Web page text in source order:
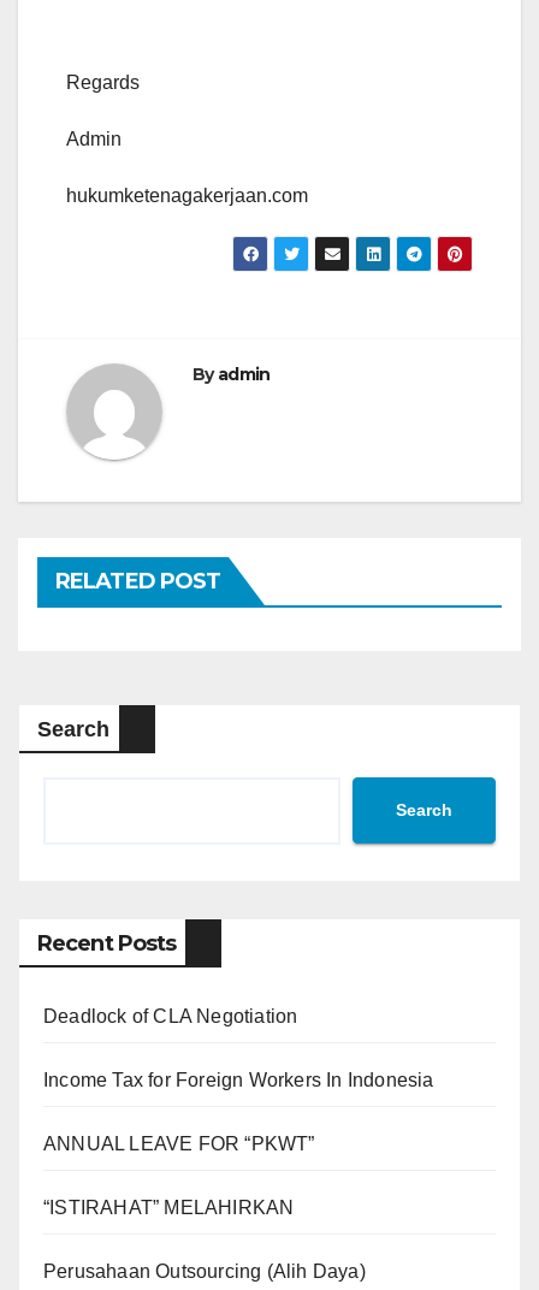
Regards
Admin
hukumketenagakerjaan.com
Byadmin
RELATED POST
Search
Search
Recent Posts
Deadlock of CLA Negotiation
Income Tax for Foreign Workers In Indonesia
ANNUAL LEAVE FOR “PKWT”
“ISTIRAHAT” MELAHIRKAN
Perusahaan Outsourcing (Alih Daya)